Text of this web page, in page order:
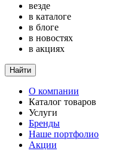
везде
в каталоге
в блоге
в новостях
в акциях
Найти
О компании
Каталог товаров
Услуги
Бренды
Наше портфолио
Акции